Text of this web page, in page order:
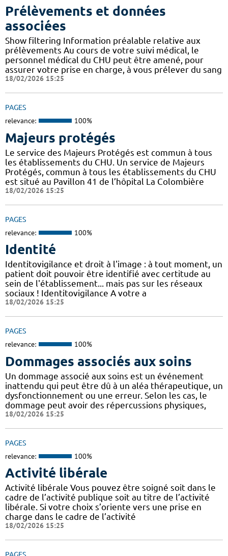
Prélèvements et données
associées
Show filtering Information préalable relative aux
prélèvements Au cours de votre suivi médical, le
personnel médical du CHU peut être amené, pour
assurer votre prise en charge, à vous prélever du sang
18/02/2026 15:25
PAGES
relevance: 100%
Majeurs protégés
Le service des Majeurs Protégés est commun à tous
les établissements du CHU. Un service de Majeurs
Protégés, commun à tous les établissements du CHU
est situé au Pavillon 41 de l’hôpital La Colombière
18/02/2026 15:25
PAGES
relevance: 100%
Identité
Identitovigilance et droit à l'image : à tout moment, un
patient doit pouvoir être identifié avec certitude au
sein de l'établissement... mais pas sur les réseaux
sociaux ! Identitovigilance A votre a
18/02/2026 15:25
PAGES
relevance: 100%
Dommages associés aux soins
Un dommage associé aux soins est un événement
inattendu qui peut être dû à un aléa thérapeutique, un
dysfonctionnement ou une erreur. Selon les cas, le
dommage peut avoir des répercussions physiques,
18/02/2026 15:25
PAGES
relevance: 100%
Activité libérale
Activité libérale Vous pouvez être soigné soit dans le
cadre de l’activité publique soit au titre de l’activité
libérale. Si votre choix s’oriente vers une prise en
charge dans le cadre de l’activité
18/02/2026 15:25